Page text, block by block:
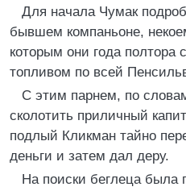
Для начала Чумак
бывшем компаньоне,
которым они года полтора
топливом по всей
С этим парнем, по
сколотить приличный
подлый Кликман тайно
деньги и затем дал деру.
На поиски беглеца была